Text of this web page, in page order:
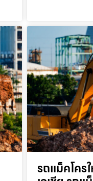
รถแม็คโคร